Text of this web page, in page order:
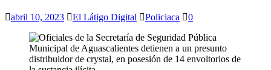
abril 10, 2023 El Látigo Digital Policiaca 0